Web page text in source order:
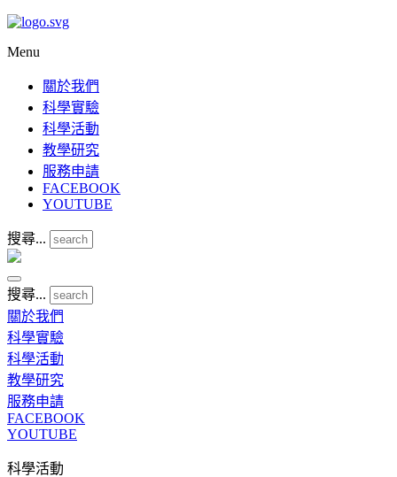
Menu
關於我們
科學實驗
科學活動
教學研究
服務申請
FACEBOOK
YOUTUBE
搜尋...
搜尋...
關於我們
科學實驗
科學活動
教學研究
服務申請
FACEBOOK
YOUTUBE
科學活動